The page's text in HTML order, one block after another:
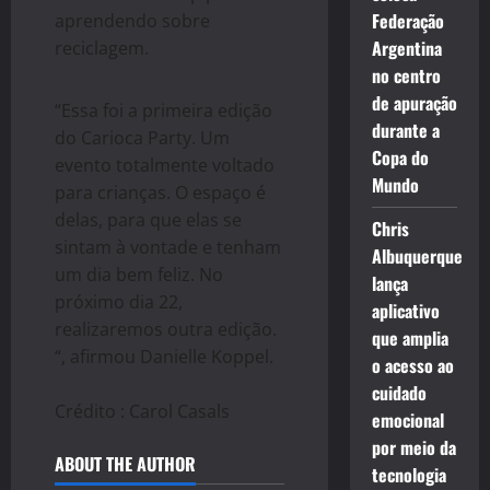
aprendendo sobre
reciclagem.
“Essa foi a primeira edição
do Carioca Party. Um
evento totalmente voltado
para crianças. O espaço é
delas, para que elas se
sintam à vontade e tenham
um dia bem feliz. No
próximo dia 22,
realizaremos outra edição.
“, afirmou Danielle Koppel.
Crédito : Carol Casals
ABOUT THE AUTHOR
Federação
Argentina
no centro
de apuração
durante a
Copa do
Mundo
Chris
Albuquerque
lança
aplicativo
que amplia
o acesso ao
cuidado
emocional
por meio da
tecnologia